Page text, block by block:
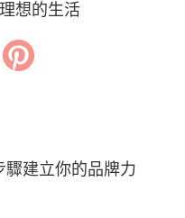
想的生活
建立你的品牌力